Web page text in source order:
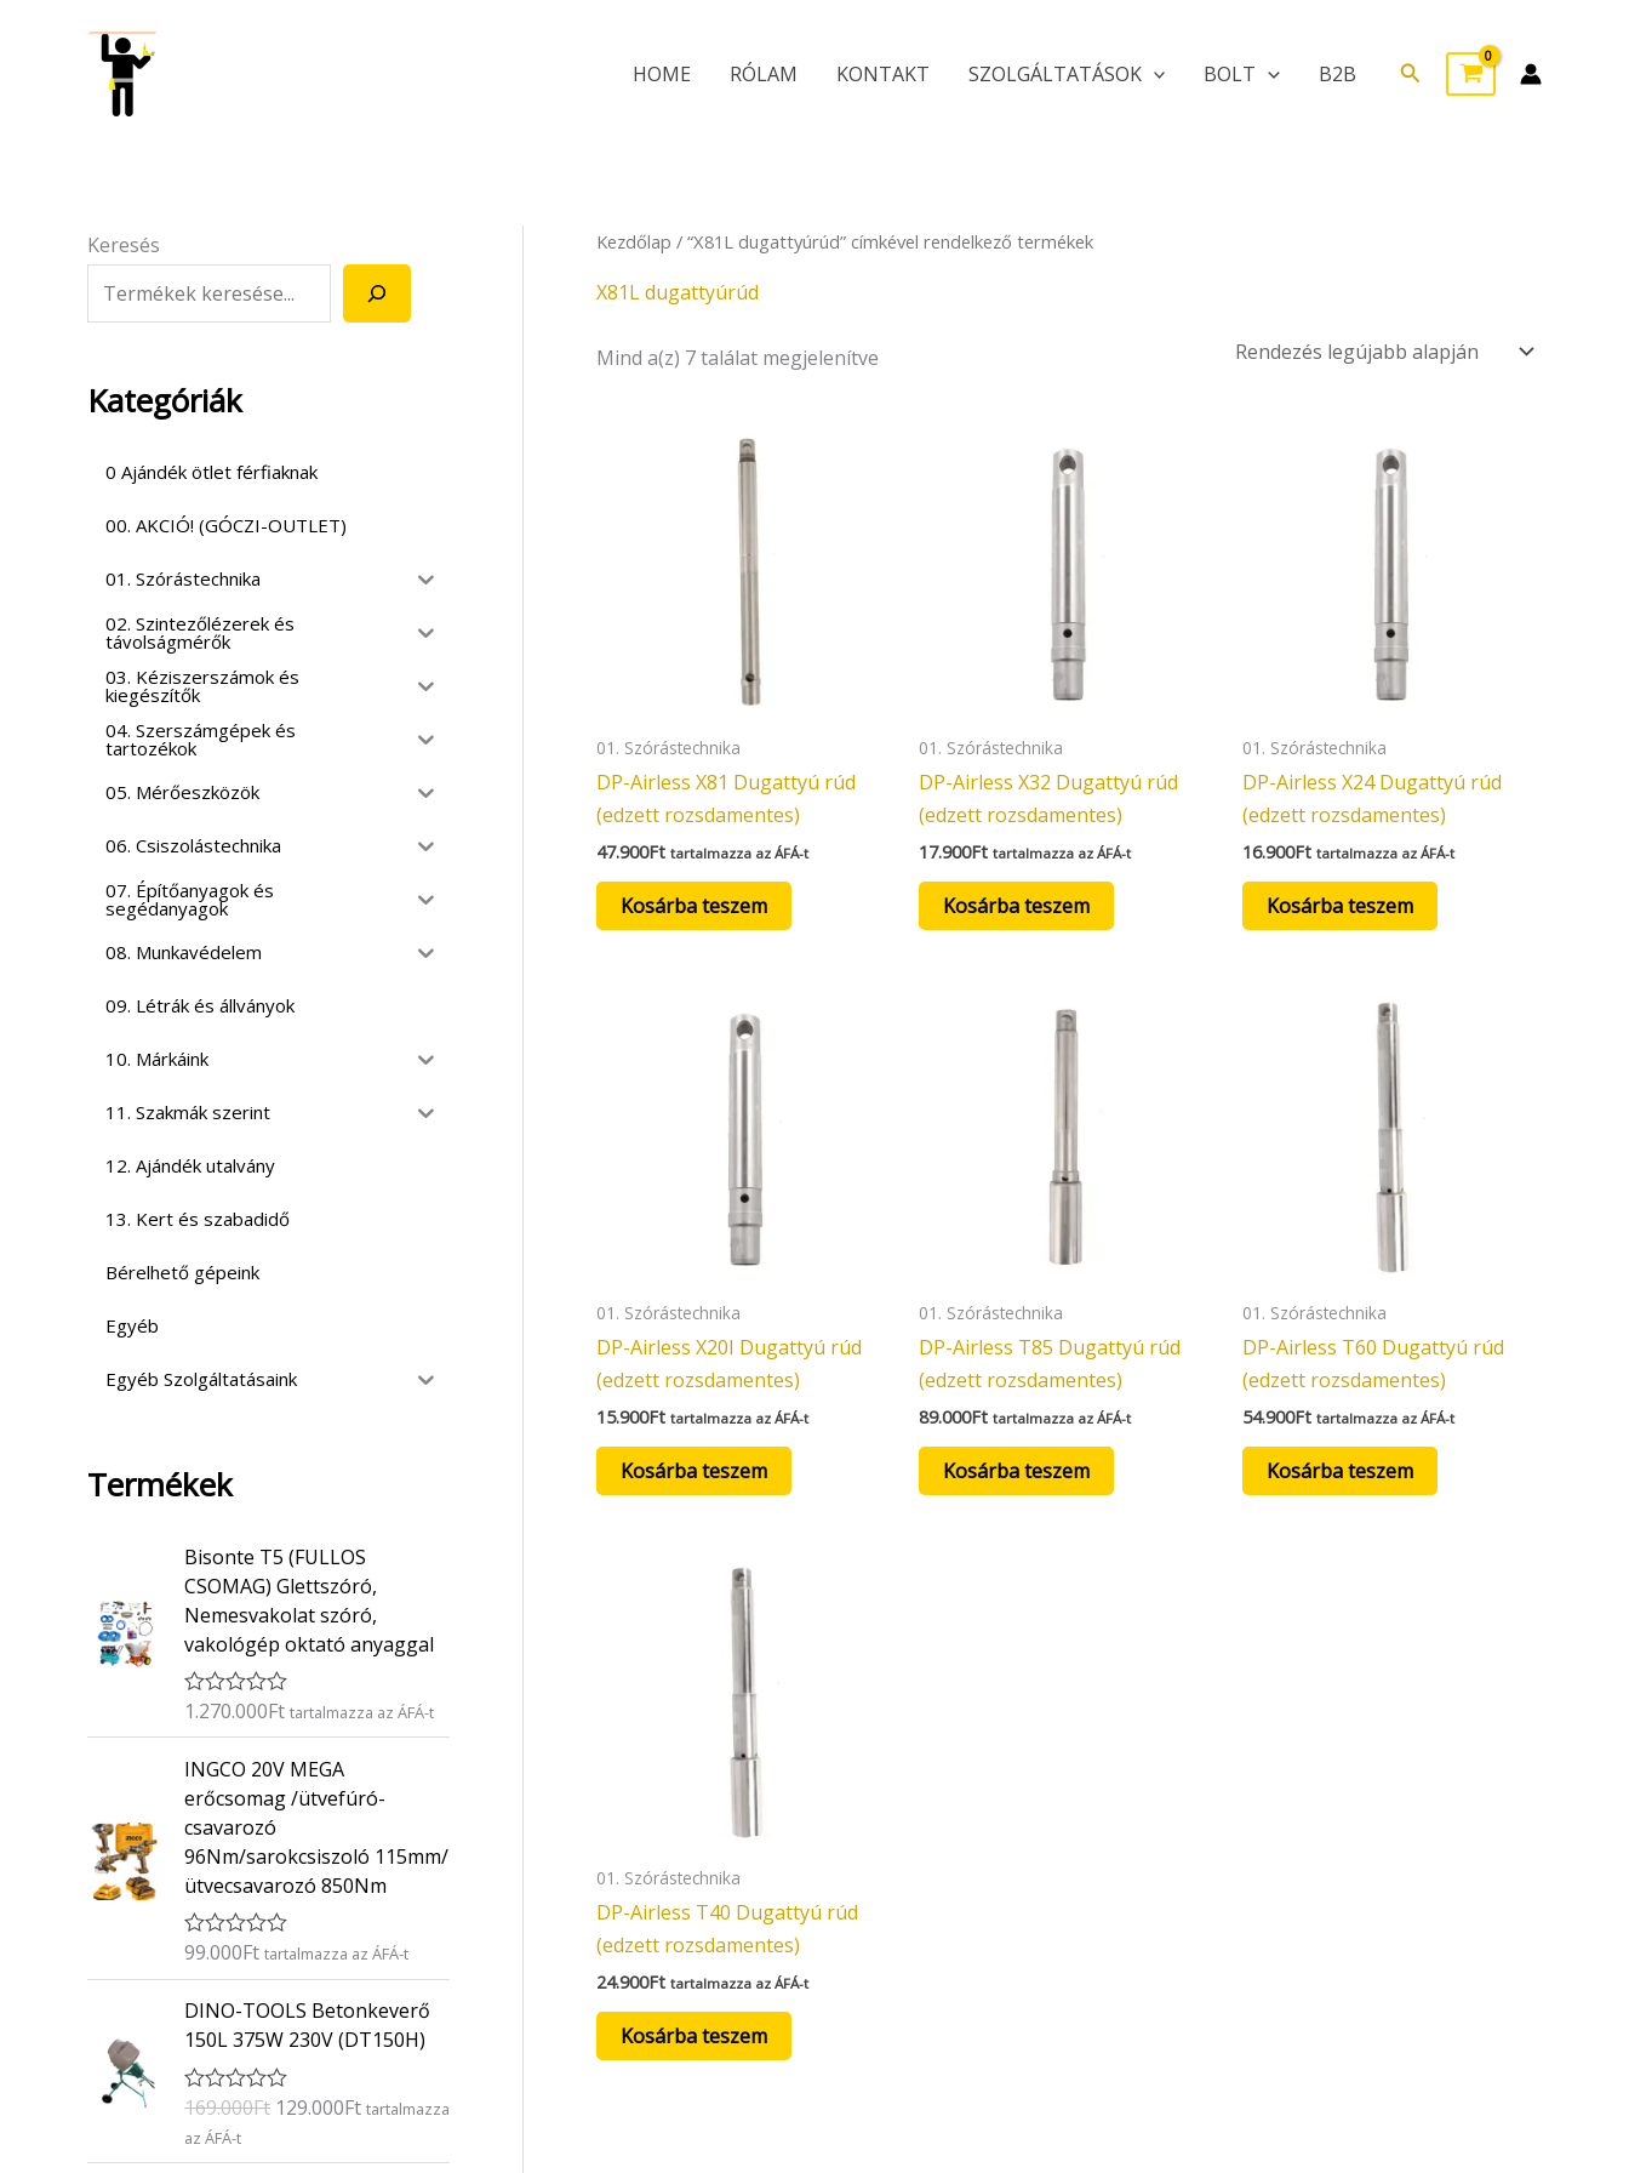
HOME RÓLAM KONTAKT SZOLGÁLTATÁSOK BOLT B2B Search
Keresés
Kategóriák
0 Ajándék ötlet férfiaknak
00. AKCIÓ! (GÓCZI-OUTLET)
01. Szórástechnika
02. Szintezőlézerek és
távolságmérők
03. Kéziszerszámok és
kiegészítők
04. Szerszámgépek és
tartozékok
05. Mérőeszközök
06. Csiszolástechnika
07. Építőanyagok és
segédanyagok
08. Munkavédelem
09. Létrák és állványok
10. Márkáink
11. Szakmák szerint
12. Ajándék utalvány
13. Kert és szabadidő
Bérelhető gépeink
Egyéb
Egyéb Szolgáltatásaink
Termékek
Bisonte T5 (FULLOS
CSOMAG) Glettszóró,
Nemesvakolat szóró,
vakológép oktató anyaggal
É
é
e
l
é
s
:
/
5
1.270.000Ft tartalmazza az ÁFÁ-t
INGCO 20V MEGA
erőcsomag /ütvefúró-
csavarozó
96Nm/sarokcsiszoló 115mm/
ütvecsavarozó 850Nm
É
é
k
e
é
s
0
/
99.000Ft tartalmazza az ÁFÁ-t
DINO-TOOLS Betonkeverő
150L 375W 230V (DT150H)
É
t
é
169.000Ft
O
r
g
129.000Ft
C
u
etartalmazza
az ÁFÁ-t
Kezdőlap / “X81L dugattyúrúd” címkével rendelkező termékek
X81L dugattyúrúd
Mind a(z) 7 találat megjelenítve
01. Szórástechnika
DP-Airless X81 Dugattyú rúd
(edzett rozsdamentes)
47.900Ft tartalmazza az ÁFÁ-t
Kosárba teszem
01. Szórástechnika
DP-Airless X32 Dugattyú rúd
(edzett rozsdamentes)
17.900Ft tartalmazza az ÁFÁ-t
Kosárba teszem
01. Szórástechnika
DP-Airless X24 Dugattyú rúd
(edzett rozsdamentes)
16.900Ft tartalmazza az ÁFÁ-t
Kosárba teszem
01. Szórástechnika
DP-Airless X20I Dugattyú rúd
(edzett rozsdamentes)
15.900Ft tartalmazza az ÁFÁ-t
Kosárba teszem
01. Szórástechnika
DP-Airless T85 Dugattyú rúd
(edzett rozsdamentes)
89.000Ft tartalmazza az ÁFÁ-t
Kosárba teszem
01. Szórástechnika
DP-Airless T60 Dugattyú rúd
(edzett rozsdamentes)
54.900Ft tartalmazza az ÁFÁ-t
Kosárba teszem
01. Szórástechnika
DP-Airless T40 Dugattyú rúd
(edzett rozsdamentes)
24.900Ft tartalmazza az ÁFÁ-t
Kosárba teszem